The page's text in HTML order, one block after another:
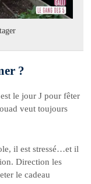
?
le jour J pour fêter
veut toujours
il est stressé…et il
Direction les
le cadeau